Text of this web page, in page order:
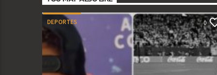
DEPORTES 0